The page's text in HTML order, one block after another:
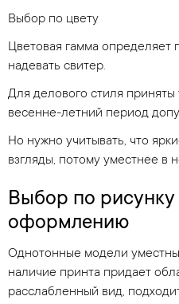
Выбор по цвету
Цветовая гамма
надевать свитер.
Для делового стиля приняты
весенне-летний период
Но нужно учитывать, что
взгляды, потому уместнее в
Выбор по
оформлению
Однотонные модели
наличие принта придает
расслабленный вид,